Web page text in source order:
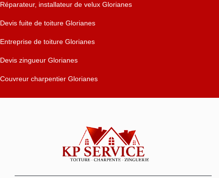
Réparateur, installateur de velux Glorianes
Devis fuite de toiture Glorianes
Entreprise de toiture Glorianes
Devis zingueur Glorianes
Couvreur charpentier Glorianes